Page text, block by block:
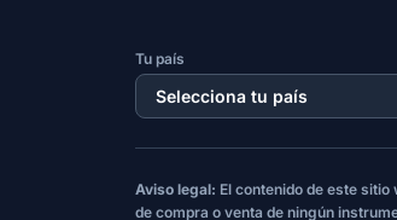
Tu país
Aviso legal: El contenido de este
de compra o venta de ningún